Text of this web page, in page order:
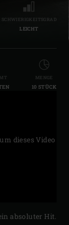
SCHWIERIGKEITSGRAD
LEICHT
MENGE
10 STÜCK
um dieses Video
absoluter Hit.